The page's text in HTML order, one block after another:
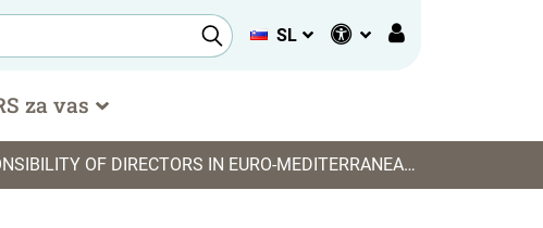
SL
za vas
REGION, IN CURRENT AND FUTURE GREEN AND DIGITAL TRANSFORMATION